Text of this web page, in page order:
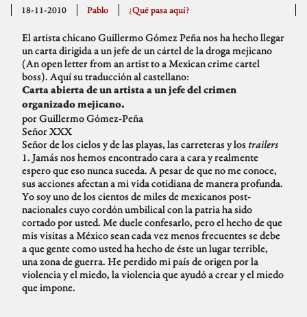
18-11-2010 Pablo ¿Qué pasa aquí?
El artista chicano Guillermo Gómez Peña nos ha hecho llegar
un carta dirigida a un jefe de un cártel de la droga mejicano
(An open letter from an artist to a Mexican crime cartel
boss). Aquí su traducción al castellano:
Carta abierta de un artista a un jefe del crimen
organizado mejicano.
por Guillermo Gómez-Peña
Señor XXX
Señor de los cielos y de las playas, las carreteras y los trailers
1. Jamás nos hemos encontrado cara a cara y realmente
espero que eso nunca suceda. A pesar de que no me conoce,
sus acciones afectan a mi vida cotidiana de manera profunda.
Yo soy uno de los cientos de miles de mexicanos post-
nacionales cuyo cordón umbilical con la patria ha sido
cortado por usted. Me duele confesarlo, pero el hecho de que
mis visitas a México sean cada vez menos frecuentes se debe
a que gente como usted ha hecho de éste un lugar terrible,
una zona de guerra. He perdido mi país de origen por la
violencia y el miedo, la violencia que ayudó a crear y el miedo
que impone.